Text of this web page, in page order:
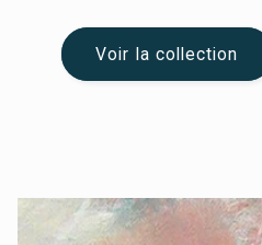
Voir la collection